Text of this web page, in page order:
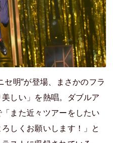
セ明”が登場、まさかのフラ
しい」を熱唱。ダブルア
また近々ツアーをしたい
しくお願いします！」と